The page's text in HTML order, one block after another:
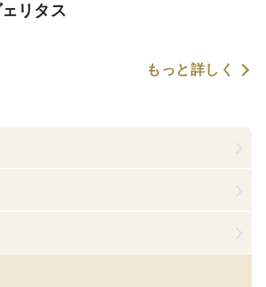
ェリタス
もっと詳しく